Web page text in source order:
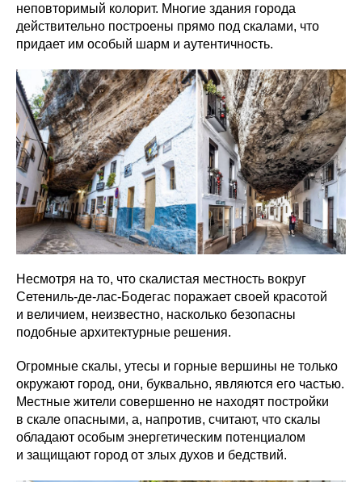
неповторимый колорит. Многие здания города
действительно построены прямо под скалами, что
придает им особый шарм и аутентичность.
Несмотря на то, что скалистая местность вокруг
Сетениль-де-лас-Бодегас поражает своей красотой
и величием, неизвестно, насколько безопасны
подобные архитектурные решения.
Огромные скалы, утесы и горные вершины не только
окружают город, они, буквально, являются его частью.
Местные жители совершенно не находят постройки
в скале опасными, а, напротив, считают, что скалы
обладают особым энергетическим потенциалом
и защищают город от злых духов и бедствий.